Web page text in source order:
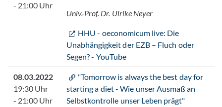
- 21:00 Uhr
Univ.-Prof. Dr. Ulrike Neyer
HHU - oeconomicum live: Die
Unabhängigkeit der EZB – Fluch oder
Segen? - YouTube
08.03.2022
19:30 Uhr
- 21:00 Uhr
"Tomorrow is always the best day for
starting a diet - Wie unser Ausmaß an
Selbstkontrolle unser Leben prägt"